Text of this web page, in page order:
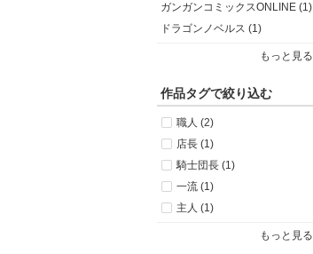
ガンガンコミックスONLINE (1)
ドラゴンノベルス (1)
もっと見る
作品タグで絞り込む
職人 (2)
店長 (1)
騎士団長 (1)
一流 (1)
主人 (1)
もっと見る